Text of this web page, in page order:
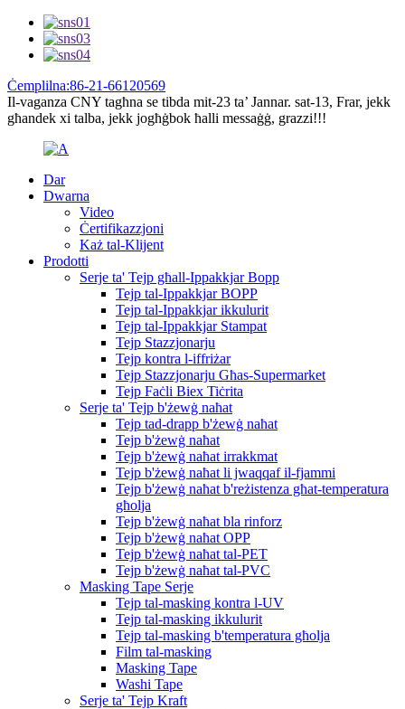
Ċemplilna:86-21-66120569
Il-vaganza CNY tagħna se tibda mit-23 ta’ Jannar. sat-13, Frar, jekk
għandek xi talba, jekk jogħġbok ħalli messaġġ, grazzi!!!
Dar
Dwarna
Video
Ċertifikazzjoni
Każ tal-Klijent
Prodotti
Serje ta' Tejp għall-Ippakkjar Bopp
Tejp tal-Ippakkjar BOPP
Tejp tal-Ippakkjar ikkulurit
Tejp tal-Ippakkjar Stampat
Tejp Stazzjonarju
Tejp kontra l-iffriżar
Tejp Stazzjonarju Għas-Supermarket
Tejp Faċli Biex Tiċrita
Serje ta' Tejp b'żewġ naħat
Tejp tad-drapp b'żewġ naħat
Tejp b'żewġ naħat
Tejp b'żewġ naħat irrakkmat
Tejp b'żewġ naħat li jwaqqaf il-fjammi
Tejp b'żewġ naħat b'reżistenza għat-temperatura
għolja
Tejp b'żewġ naħat bla rinforz
Tejp b'żewġ naħat OPP
Tejp b'żewġ naħat tal-PET
Tejp b'żewġ naħat tal-PVC
Masking Tape Serje
Tejp tal-masking kontra l-UV
Tejp tal-masking ikkulurit
Tejp tal-masking b'temperatura għolja
Film tal-masking
Masking Tape
Washi Tape
Serje ta' Tejp Kraft